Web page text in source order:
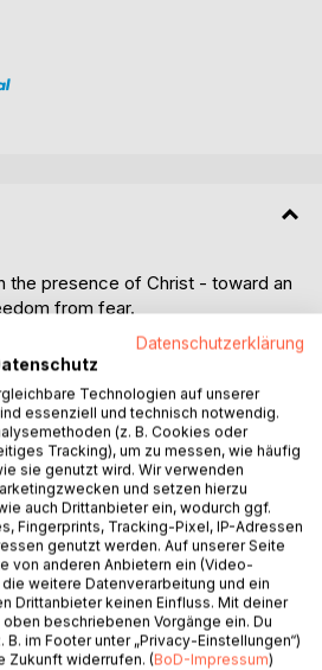
the presence of Christ - toward an
from fear.
life more deeply than we care to
suffering - and ultimately
and religious efforts can
ourselves from what we cannot
Life introduces the rich
- a path that leads
heart.
the Lord’s Prayer, the Sermon on
of the contemplative tradition,
changes when it is lived from the
Datenschutzerklärung
Technologien auf unserer
essenziell und technisch notwendig.
(z. B. Cookies oder
Tracking), um zu messen, wie häufig
sie genutzt wird. Wir verwenden
und setzen hierzu
auch Drittanbieter ein, wodurch ggf.
Fingerprints, Tracking-Pixel, IP-Adressen
genutzt werden. Auf unserer Seite
von anderen Anbietern ein (Video-
weitere Datenverarbeitung und ein
Drittanbieter keinen Einfluss. Mit deiner
beschriebenen Vorgänge ein. Du
im Footer unter „Privacy-Einstellungen“)
Zukunft widerrufen. (BoD-Impressum)